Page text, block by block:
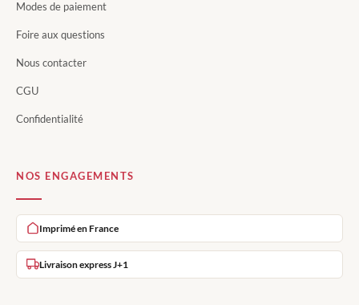
Modes de paiement
Foire aux questions
Nous contacter
CGU
Confidentialité
NOS ENGAGEMENTS
Imprimé en France
Livraison express J+1